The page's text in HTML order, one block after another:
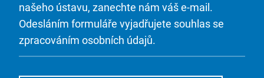
našeho ústavu, zanechte nám váš e-mail.
Odesláním formuláře vyjadřujete souhlas se
zpracováním osobních údajů.